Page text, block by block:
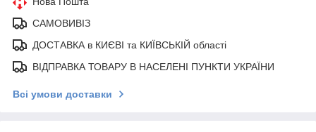
САМОВИВІЗ
ДОСТАВКА в КИЄВІ та КИЇВСЬКІЙ області
ВІДПРАВКА ТОВАРУ В НАСЕЛЕНІ ПУНКТИ УКРАЇНИ
Всі умови доставки